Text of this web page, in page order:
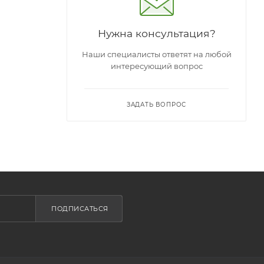
Нужна консультация?
Наши специалисты ответят на любой
интересующий вопрос
ЗАДАТЬ ВОПРОС
ПОДПИСАТЬСЯ